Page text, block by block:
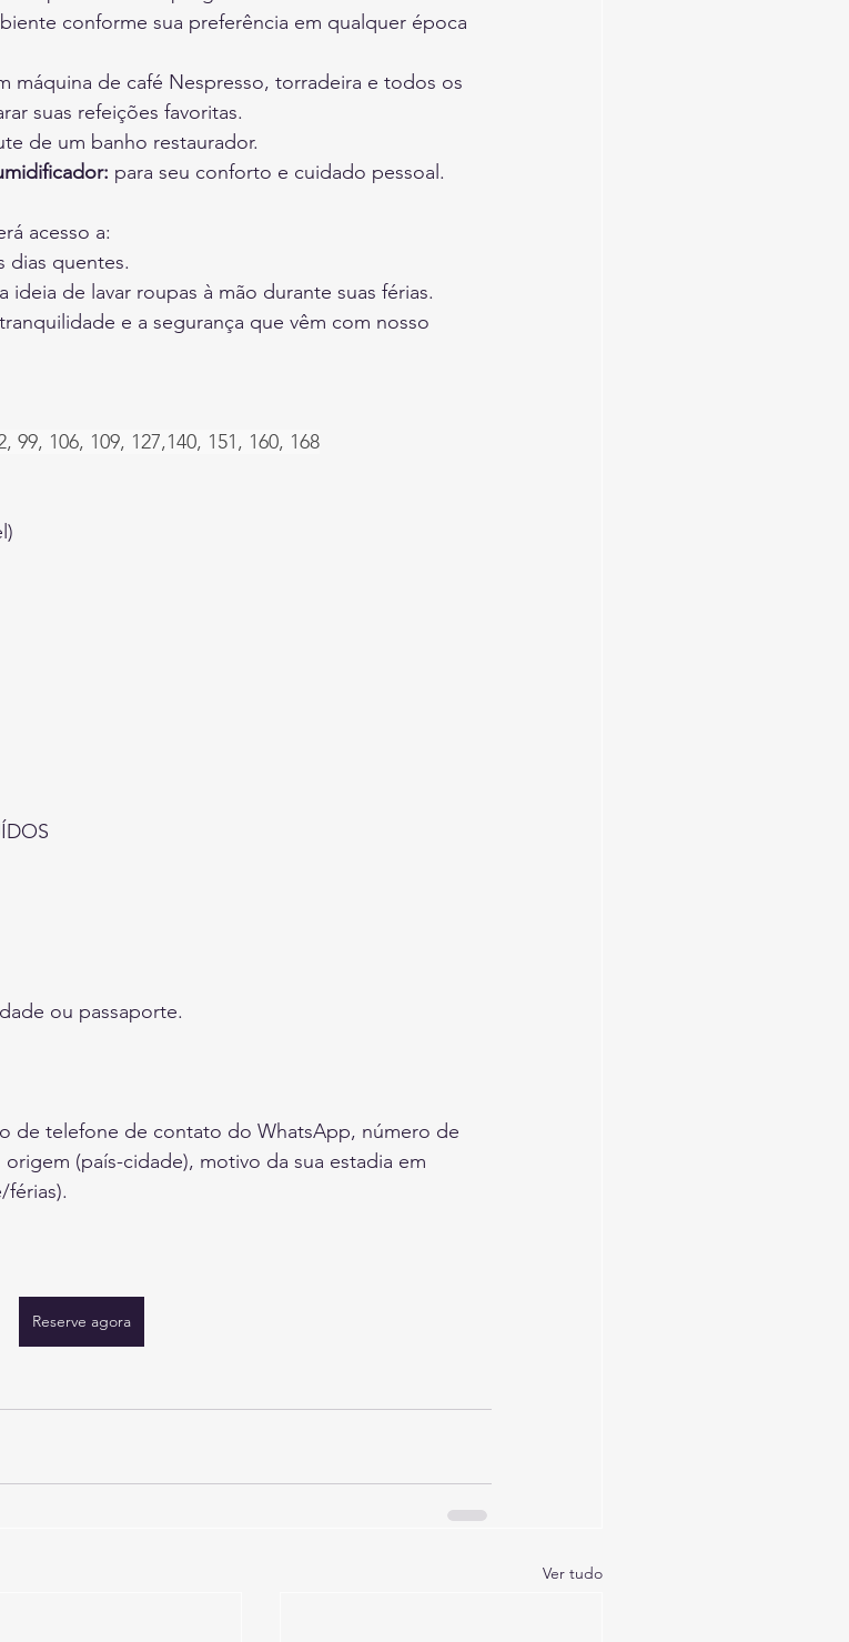
conforme sua preferência em qualquer época
máquina de café Nespresso, torradeira e todos os
suas refeições favoritas.
de um banho restaurador.
para seu conforto e cuidado pessoal.
acesso a:
dias quentes.
ideia de lavar roupas à mão durante suas férias.
e a segurança que vêm com nosso
99, 106, 109, 127,140, 151, 160, 168
ou passaporte.
de telefone de contato do WhatsApp, número de
(país-cidade), motivo da sua estadia em
Reserve agora
Ver tudo